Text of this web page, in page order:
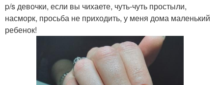
p/s девочки, если вы чихаете, чуть-чуть простыли,
насморк, просьба не приходить, у меня дома маленький
ребенок!